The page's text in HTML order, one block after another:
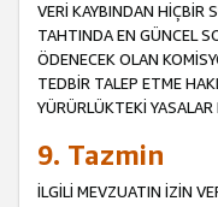
VERİ KAYBINDAN HİÇBİR
TAHTINDA EN GÜNCEL
ÖDENECEK OLAN
TEDBİR TALEP ETME
YÜRÜRLÜKTEKİ
9. Tazmin
İLGİLİ MEVZUATIN İZİN